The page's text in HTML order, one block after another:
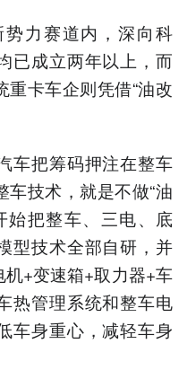
力赛道内，深向科
已成立两年以上，而
卡车企则凭借“油改
车把筹码押注在整车
技术，就是不做“油
始把整车、三电、底
型技术全部自研，并
+变速箱+取力器+车
热管理系统和整车电
车身重心，减轻车身